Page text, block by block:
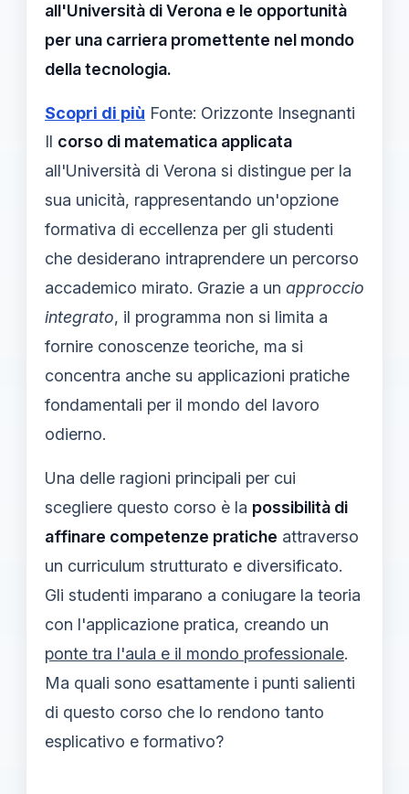
all'Università di Verona e le opportunità
per una carriera promettente nel mondo
della tecnologia.
Scopri di più Fonte: Orizzonte Insegnanti
Il corso di matematica applicata
all'Università di Verona si distingue per la
sua unicità, rappresentando un'opzione
formativa di eccellenza per gli studenti
che desiderano intraprendere un percorso
accademico mirato. Grazie a un approccio
integrato, il programma non si limita a
fornire conoscenze teoriche, ma si
concentra anche su applicazioni pratiche
fondamentali per il mondo del lavoro
odierno.
Una delle ragioni principali per cui
scegliere questo corso è la possibilità di
affinare competenze pratiche attraverso
un curriculum strutturato e diversificato.
Gli studenti imparano a coniugare la teoria
con l'applicazione pratica, creando un
ponte tra l'aula e il mondo professionale.
Ma quali sono esattamente i punti salienti
di questo corso che lo rendono tanto
esplicativo e formativo?